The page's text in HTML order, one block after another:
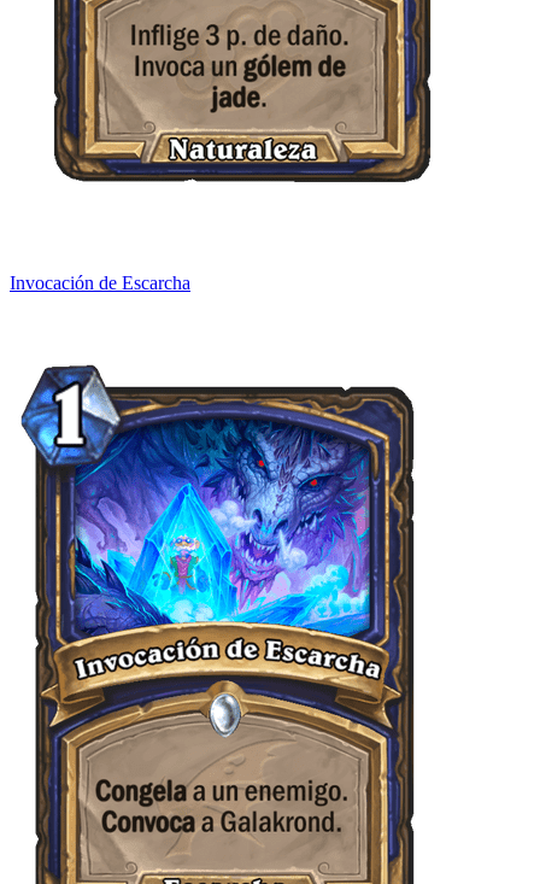
Invocación de Escarcha